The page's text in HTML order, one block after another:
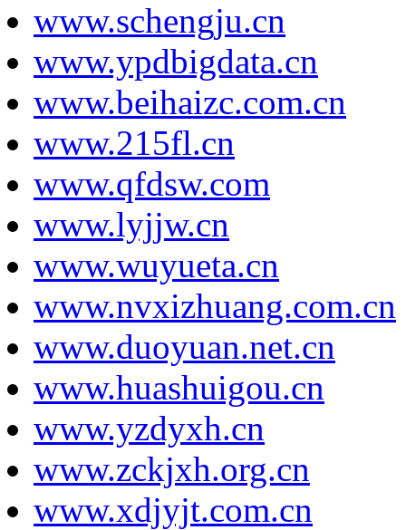
www.schengju.cn
www.ypdbigdata.cn
www.beihaizc.com.cn
www.215fl.cn
www.qfdsw.com
www.lyjjw.cn
www.wuyueta.cn
www.nvxizhuang.com.cn
www.duoyuan.net.cn
www.huashuigou.cn
www.yzdyxh.cn
www.zckjxh.org.cn
www.xdjyjt.com.cn